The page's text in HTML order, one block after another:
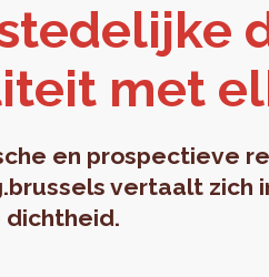
met
en prospectieve
vertaalt zich